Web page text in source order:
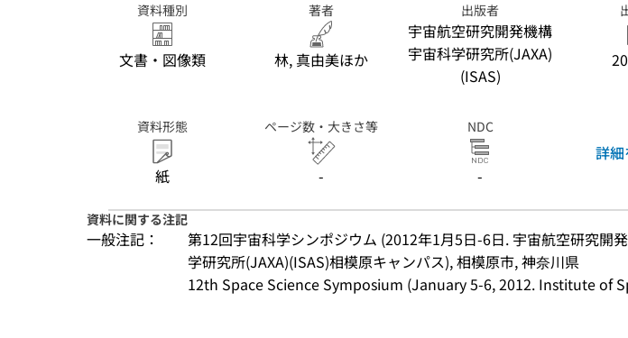
資料種別
文書・図像類
著者
林, 真由美ほか
出版者
宇宙航空研究開発機構
宇宙科学研究所(JAXA)
(ISAS)
資料形態
紙
ページ数・大きさ等
-
NDC
-
詳細
資料に関する注記
一般注記：
第12回宇宙科学シンポジウム (2012年1月5日-6日. 宇宙航空研究開
学研究所(JAXA)(ISAS)相模原キャンパス), 相模原市, 神奈川県
12th Space Science Symposium (January 5-6, 2012. Institute of